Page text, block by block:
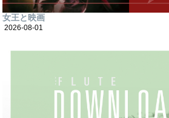
女王と映画
2026-08-01